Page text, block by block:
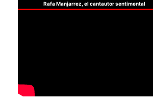
Rafa Manjarrez, el cantautor sentimental